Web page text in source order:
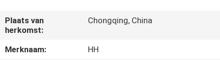
ONGEVEER
ONS
Plaats van
herkomst:
Chongqing, China
Merknaam:
HH